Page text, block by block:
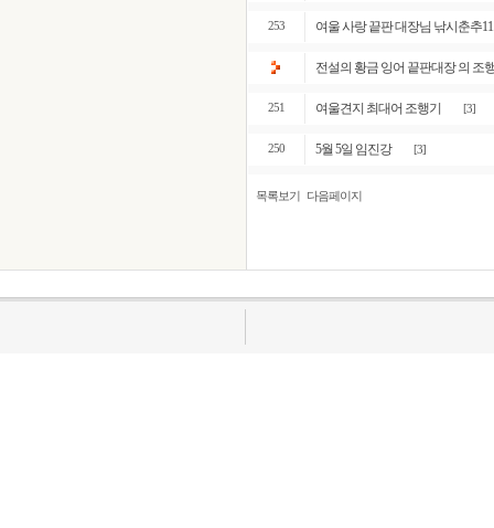
253 여울 사랑 끝판 대장님 낚시춘추
전설의 황금 잉어 끝판대장 의 조
251 여울견지 최대어 조행기 [3]
250 5월 5일 임진강 [3]
목록보기 다음페이지